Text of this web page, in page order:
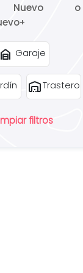
o
+
garage_home Garaje
warehouseTrastero
filtros